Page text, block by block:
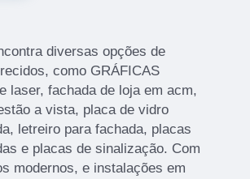
diversas opções de
como GRÁFICAS
laser, fachada de loja em acm,
a vista, placa de vidro
letreiro para fachada, placas
e placas de sinalização. Com
modernos, e instalações em